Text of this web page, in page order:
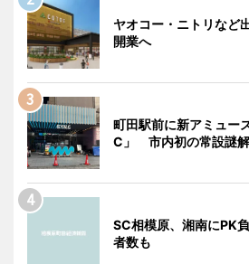
ヤオコー・ニトリなど
開業へ
町田駅前に新アミュー
C」 市内初の常設謎
SC相模原、湘南にPK
者数も